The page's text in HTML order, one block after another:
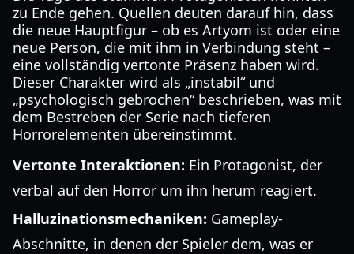
zu Ende gehen. Quellen deuten darauf hin, dass
die neue Hauptfigur – ob es Artyom ist oder eine
neue Person, die mit ihm in Verbindung steht –
eine vollständig vertonte Präsenz haben wird.
Dieser Charakter wird als „instabil“ und
„psychologisch gebrochen“ beschrieben, was mit
dem Bestreben der Serie nach tieferen
Horrorelementen übereinstimmt.
Vertonte Interaktionen: Ein Protagonist, der
verbal auf den Horror um ihn herum reagiert.
Halluzinationsmechaniken: Gameplay-
Abschnitte, in denen der Spieler dem, was er